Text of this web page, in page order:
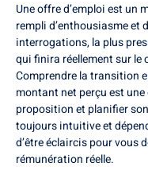
Une offre d’emploi est un
rempli d’enthousiasme et
interrogations, la plus
qui finira réellement sur le
Comprendre la transition
montant net perçu est
proposition et planifier
toujours intuitive et
d’être éclaircis pour vous
rémunération réelle.